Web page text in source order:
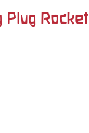
Plug Rocket